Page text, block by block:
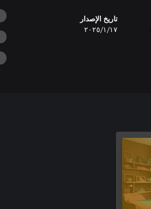
تاريخ الإصدار
١٧‏/١‏/٢٠٢٥